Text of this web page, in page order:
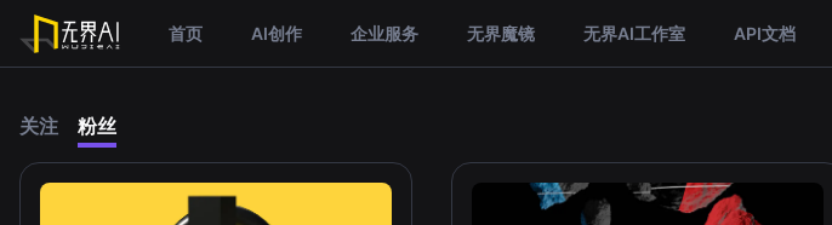
首页 AI创作 企业服务 无界魔镜 无界AI工作室 API文档
关注 粉丝